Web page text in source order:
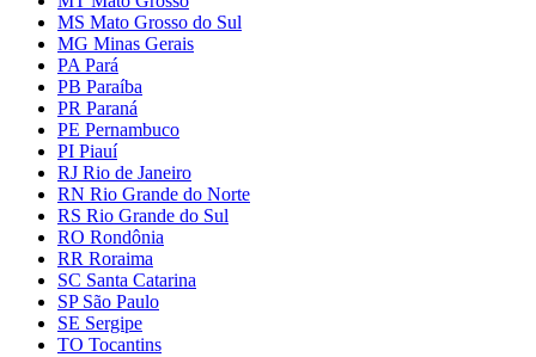
MS Mato Grosso do Sul
MG Minas Gerais
PA Pará
PB Paraíba
PR Paraná
PE Pernambuco
PI Piauí
RJ Rio de Janeiro
RN Rio Grande do Norte
RS Rio Grande do Sul
RO Rondônia
RR Roraima
SC Santa Catarina
SP São Paulo
SE Sergipe
TO Tocantins